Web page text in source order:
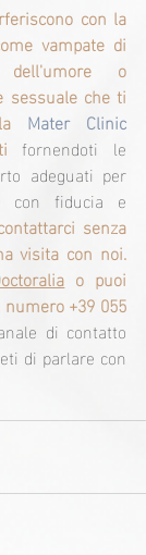
con la
vampate di
dell'umore o
sessuale che ti
Mater Clinic
fornendoti le
adeguati per
con fiducia e
senza
visita con noi.
o puoi
+39 055
di contatto
di parlare con